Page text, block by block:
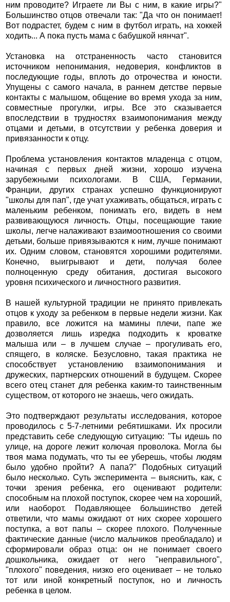
ним проводите? Играете ли Вы с ним, в какие игры?"
Большинство отцов отвечали так: "Да что он понимает!
Вот подрастет, будем с ним в футбол играть, на хоккей
ходить... А пока пусть мама с бабушкой нянчат".
Установка на отстраненность часто становится
источником непонимания, недоверия, конфликтов в
последующие годы, вплоть до отрочества и юности.
Упущены с самого начала, в раннем детстве первые
контакты с малышом, общение во время ухода за ним,
совместные прогулки, игры. Все это сказывается
впоследствии в трудностях взаимопонимания между
отцами и детьми, в отсутствии у ребенка доверия и
привязанности к отцу.
Проблема установления контактов младенца с отцом,
начиная с первых дней жизни, хорошо изучена
зарубежными психологами. В США, Германии,
Франции, других странах успешно функционируют
"школы для пап", где учат ухаживать, общаться, играть с
маленьким ребенком, понимать его, видеть в нем
развивающуюся личность. Отцы, посещающие такие
школы, легче налаживают взаимоотношения со своими
детьми, больше привязываются к ним, лучше понимают
их. Одним словом, становятся хорошими родителями.
Конечно, выигрывают и дети, получая более
полноценную среду обитания, достигая высокого
уровня психического и личностного развития.
В нашей культурной традиции не принято привлекать
отцов к уходу за ребенком в первые недели жизни. Как
правило, все ложится на мамины плечи, папе же
дозволяется лишь изредка подходить к кроватке
малыша или – в лучшем случае – прогуливать его,
спящего, в коляске. Безусловно, такая практика не
способствует установлению взаимопонимания и
дружеских, партнерских отношений в будущем. Скорее
всего отец станет для ребенка каким-то таинственным
существом, от которого не знаешь, чего ожидать.
Это подтверждают результаты исследования, которое
проводилось с 5-7-летними ребятишками. Их просили
представить себе следующую ситуацию: "Ты идешь по
улице, на дороге лежит колючая проволока. Могла бы
твоя мама подумать, что ты ее уберешь, чтобы людям
было удобно пройти? А папа?" Подобных ситуаций
было несколько. Суть эксперимента – выяснить, как, с
точки зрения ребенка, его оценивают родители:
способным на плохой поступок, скорее чем на хороший,
или наоборот. Подавляющее большинство детей
ответили, что мамы ожидают от них скорее хорошего
поступка, а вот папы – скорее плохого. Полученные
фактические данные (число мальчиков преобладало) и
сформировали образ отца: он не понимает своего
дошкольника, ожидает от него "неправильного",
"плохого" поведения, низко его оценивает – не только
тот или иной конкретный поступок, но и личность
ребенка в целом.